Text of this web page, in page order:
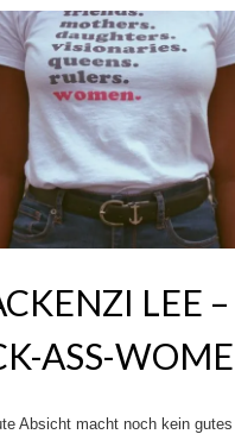
LEE –
ASS-
Absicht macht noch kein